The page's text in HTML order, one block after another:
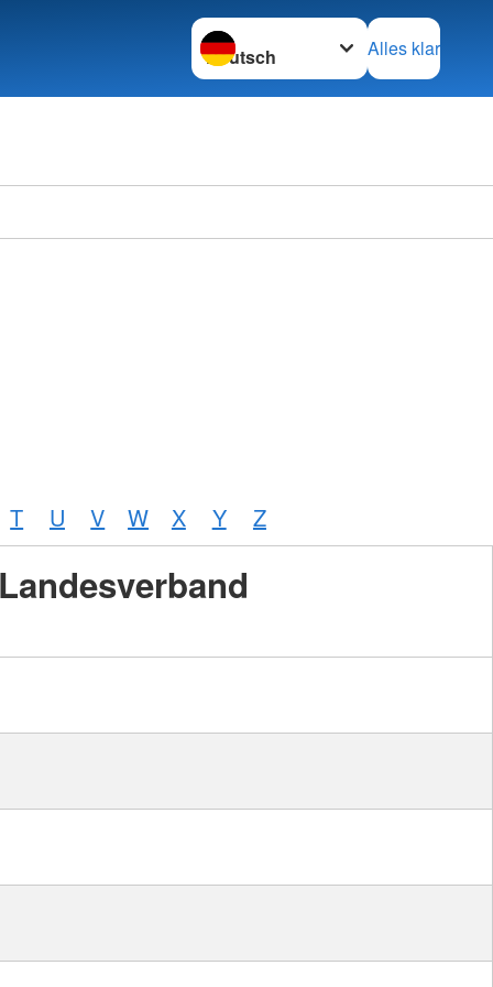
Sprache wechseln zu
Alles klar
T U V W X Y Z
Landesverband